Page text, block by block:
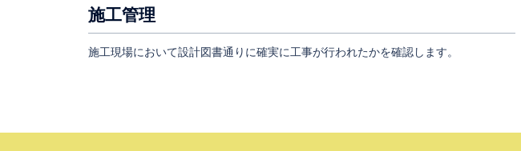
施工管理
施工現場において設計図書通りに確実に工事が行われたかを確認します。